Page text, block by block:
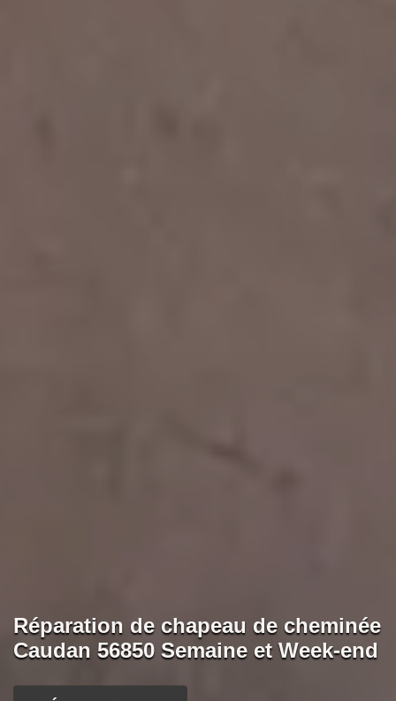
Réparation de chapeau de cheminée
Caudan 56850 Semaine et Week-end